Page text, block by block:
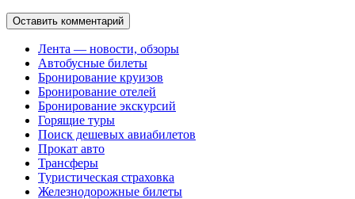
Лента — новости, обзоры
Автобусные билеты
Бронирование круизов
Бронирование отелей
Бронирование экскурсий
Горящие туры
Поиск дешевых авиабилетов
Прокат авто
Трансферы
Туристическая страховка
Железнодорожные билеты